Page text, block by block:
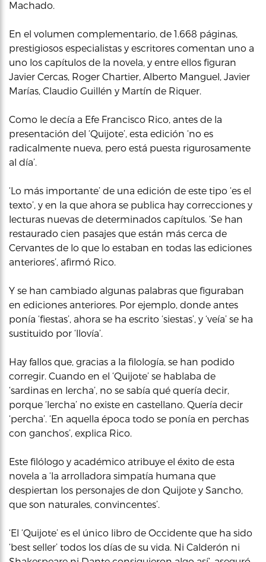
Machado.
En el volumen complementario, de 1.668 páginas,
prestigiosos especialistas y escritores comentan uno a
uno los capítulos de la novela, y entre ellos figuran
Javier Cercas, Roger Chartier, Alberto Manguel, Javier
Marías, Claudio Guillén y Martín de Riquer.
Como le decía a Efe Francisco Rico, antes de la
presentación del ‘Quijote’, esta edición ‘no es
radicalmente nueva, pero está puesta rigurosamente
al día’.
‘Lo más importante’ de una edición de este tipo ‘es el
texto’, y en la que ahora se publica hay correcciones y
lecturas nuevas de determinados capítulos. ‘Se han
restaurado cien pasajes que están más cerca de
Cervantes de lo que lo estaban en todas las ediciones
anteriores’, afirmó Rico.
Y se han cambiado algunas palabras que figuraban
en ediciones anteriores. Por ejemplo, donde antes
ponía ‘fiestas’, ahora se ha escrito ‘siestas’, y ‘veía’ se ha
sustituido por ‘llovía’.
Hay fallos que, gracias a la filología, se han podido
corregir. Cuando en el ‘Quijote’ se hablaba de
‘sardinas en lercha’, no se sabía qué quería decir,
porque ‘lercha’ no existe en castellano. Quería decir
‘percha’. ‘En aquella época todo se ponía en perchas
con ganchos’, explica Rico.
Este filólogo y académico atribuye el éxito de esta
novela a ‘la arrolladora simpatía humana que
despiertan los personajes de don Quijote y Sancho,
que son naturales, convincentes’.
‘El ‘Quijote’ es el único libro de Occidente que ha sido
‘best seller’ todos los días de su vida. Ni Calderón ni